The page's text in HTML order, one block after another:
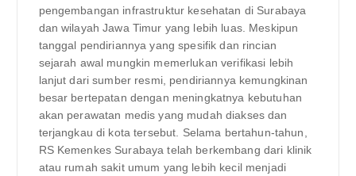
pengembangan infrastruktur kesehatan di Surabaya
dan wilayah Jawa Timur yang lebih luas. Meskipun
tanggal pendiriannya yang spesifik dan rincian
sejarah awal mungkin memerlukan verifikasi lebih
lanjut dari sumber resmi, pendiriannya kemungkinan
besar bertepatan dengan meningkatnya kebutuhan
akan perawatan medis yang mudah diakses dan
terjangkau di kota tersebut. Selama bertahun-tahun,
RS Kemenkes Surabaya telah berkembang dari klinik
atau rumah sakit umum yang lebih kecil menjadi